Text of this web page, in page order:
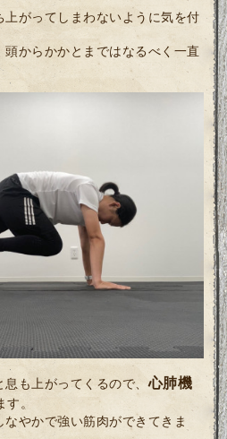
がってしまわないように気を付
からかかとまではなるべく一直
息も上がってくるので、心肺機
。
やかで強い筋肉ができてきま